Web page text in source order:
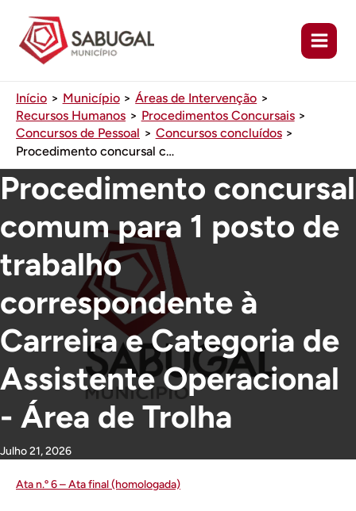
conteúdo
Início Município
Áreas de Intervenção
Recursos Humanos
Procedimentos Concursais
Concursos de Pessoal
Concursos concluídos
Procedimento concursal comum para 1 posto de trabalho correspondente à Carreira e Categoria de Assistente Operacional – Área de Trolha
Procedimento concursal
comum para 1 posto de
trabalho
correspondente à
Carreira e Categoria de
Assistente Operacional
- Área de Trolha
Julho 21, 2026
Ata n.º 6 – Ata final (homologada)